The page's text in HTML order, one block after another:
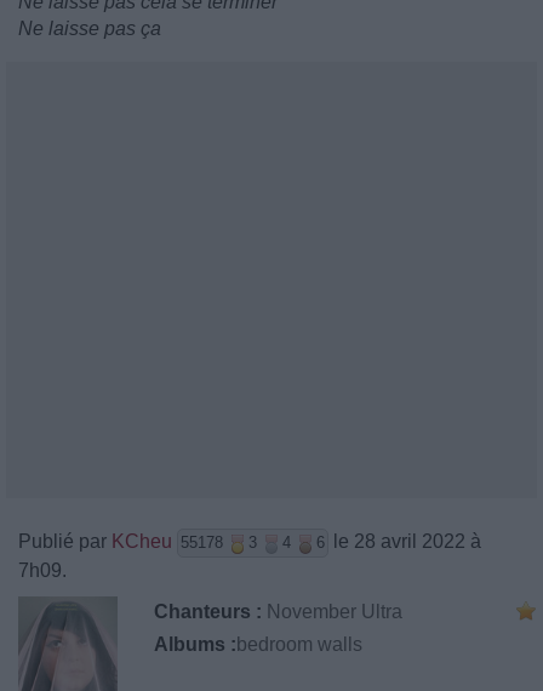
Ne laisse pas ça
Publié par KCheu 55178 3 4 6
le 28 avril 2022 à
7h09.
Chanteurs : November Ultra
Albums : ​bedroom walls